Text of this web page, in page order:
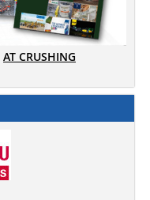
AT CRUSHING